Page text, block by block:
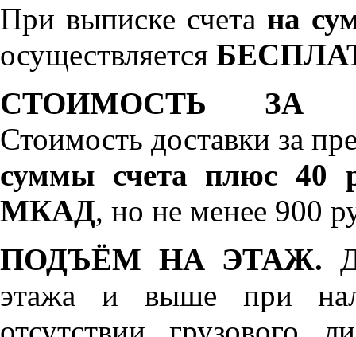
При выписке счета на
осуществляется
СТОИМОСТЬ ЗА
Стоимость доставки за
суммы счета плюс 40
МКАД, но не менее 900
ПОДЪЁМ НА ЭТАЖ.
этажа и выше при